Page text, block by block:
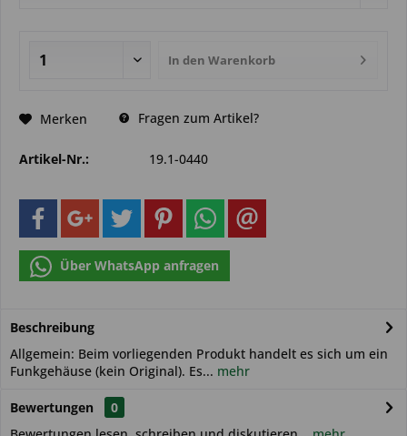
In den Warenkorb
Merken Fragen zum Artikel?
Artikel-Nr.: 19.1-0440
Über WhatsApp anfragen
Beschreibung
Allgemein: Beim vorliegenden Produkt handelt es sich um ein
Funkgehäuse (kein Original). Es... mehr
Bewertungen
0